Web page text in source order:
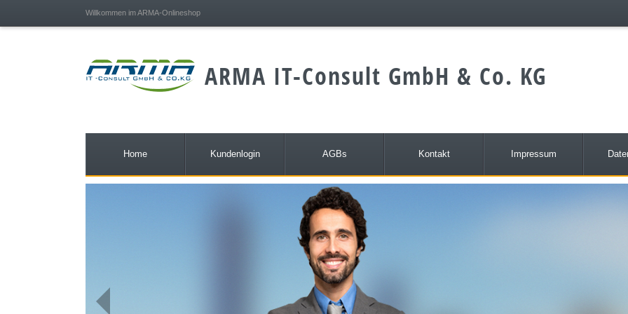
Willkommen im ARMA-Onlineshop
ARMA IT-Consult GmbH & Co. KG
Home Kundenlogin AGBs Kontakt Impressum